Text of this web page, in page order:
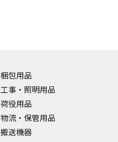
梱包用品
工事・照明用品
荷役用品
物流・保管用品
搬送機器